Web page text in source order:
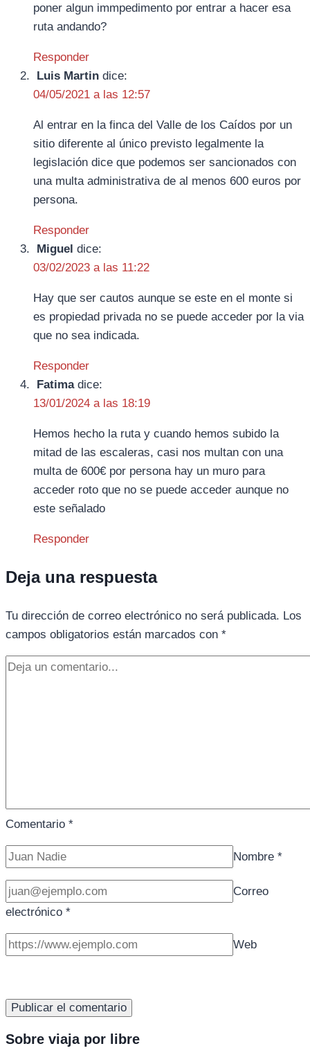
poner algun immpedimento por entrar a hacer esa
ruta andando?
Responder
Luis Martin dice:
04/05/2021 a las 12:57
Al entrar en la finca del Valle de los Caídos por un
sitio diferente al único previsto legalmente la
legislación dice que podemos ser sancionados con
una multa administrativa de al menos 600 euros por
persona.
Responder
Miguel dice:
03/02/2023 a las 11:22
Hay que ser cautos aunque se este en el monte si
es propiedad privada no se puede acceder por la via
que no sea indicada.
Responder
Fatima dice:
13/01/2024 a las 18:19
Hemos hecho la ruta y cuando hemos subido la
mitad de las escaleras, casi nos multan con una
multa de 600€ por persona hay un muro para
acceder roto que no se puede acceder aunque no
este señalado
Responder
Deja una respuesta
Tu dirección de correo electrónico no será publicada. Los
campos obligatorios están marcados con *
Comentario *
Nombre *
Correo
electrónico *
Web
Sobre viaja por libre